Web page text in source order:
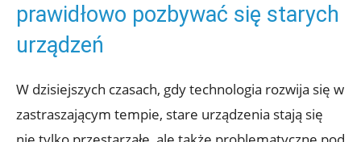
prawidłowo pozbywać się starych
urządzeń
W dzisiejszych czasach, gdy technologia rozwija się w
zastraszającym tempie, stare urządzenia stają się